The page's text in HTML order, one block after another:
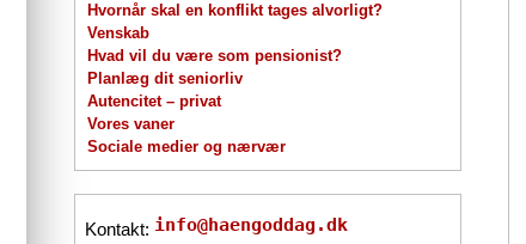
Hvornår skal en konflikt tages alvorligt?
Venskab
Hvad vil du være som pensionist?
Planlæg dit seniorliv
Autencitet – privat
Vores vaner
Sociale medier og nærvær
Kontakt: info@haengoddag.dk